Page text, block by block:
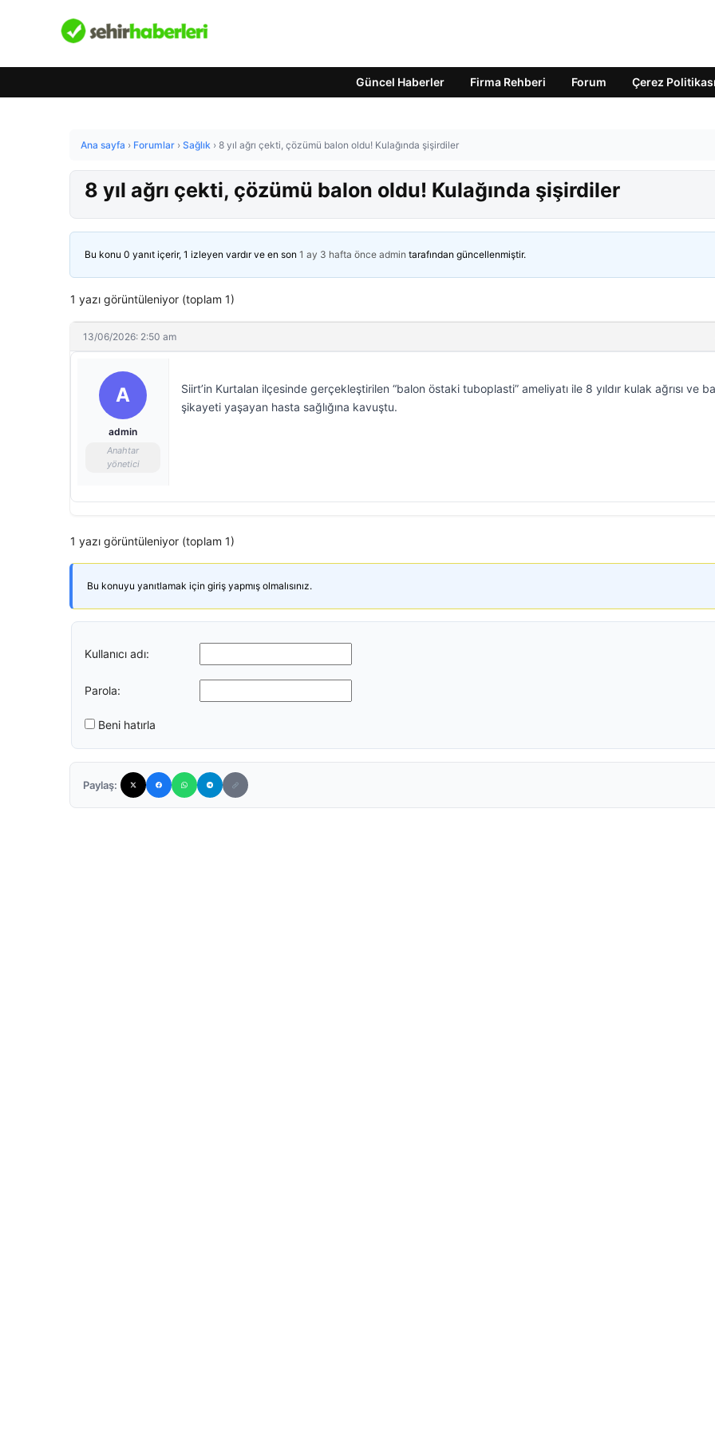
Güncel Haberler Firma Rehberi Forum Çerez Politikası
Ana sayfa › Forumlar › Sağlık › 8 yıl ağrı çekti, çözümü balon oldu! Kulağında şişirdiler
8 yıl ağrı çekti, çözümü balon oldu! Kulağında şişirdiler
Bu konu 0 yanıt içerir, 1 izleyen vardır ve en son 1 ay 3 hafta önce admin tarafından güncellenmiştir.
1 yazı görüntüleniyor (toplam 1)
13/06/2026: 2:50 am
A
admin
Anahtar
yönetici
Siirt’in Kurtalan ilçesinde gerçekleştirilen “balon östaki tuboplasti” ameliyatı ile 8 yıldır kulak ağrısı ve
şikayeti yaşayan hasta sağlığına kavuştu.
1 yazı görüntüleniyor (toplam 1)
Bu konuyu yanıtlamak için giriş yapmış olmalısınız.
Kullanıcı adı:
Parola:
Beni hatırla
Paylaş: